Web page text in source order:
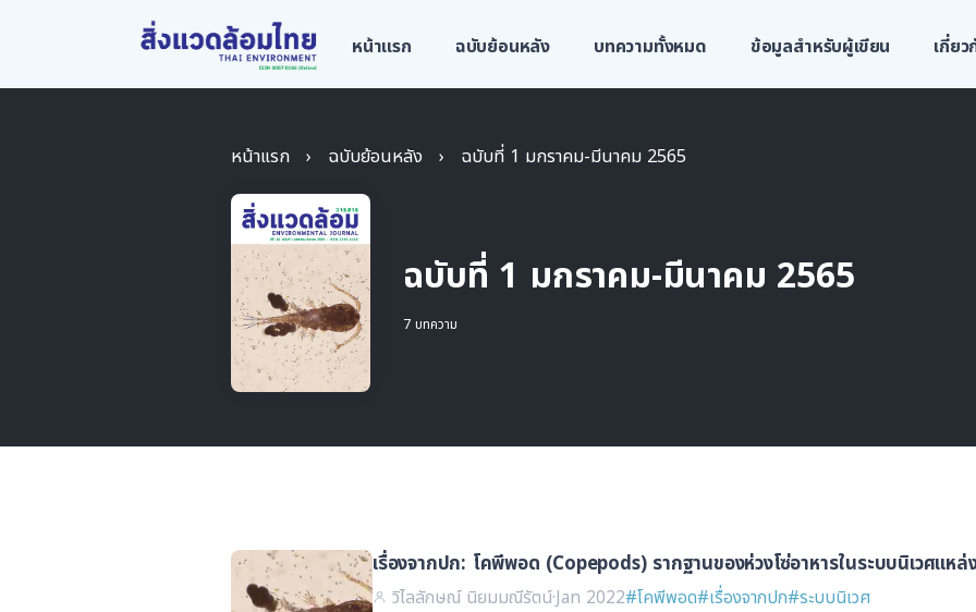
หน้าแรก ฉบับย้อนหลัง บทความทั้งหมด ข้อมูลสำหรับผู้เขียน เกี่ยว
หน้าแรก › ฉบับย้อนหลัง › ฉบับที่ 1 มกราคม-มีนาคม 2565
ฉบับที่ 1 มกราคม-มีนาคม 2565
7 บทความ
เรื่องจากปก: โคพีพอด (Copepods) รากฐานของห่วงโซ่อาหารในระบบนิเวศแหล่
วิไลลักษณ์ นิยมมณีรัตน์·Jan 2022#โคพีพอด#เรื่องจากปก#ระบบนิเวศ